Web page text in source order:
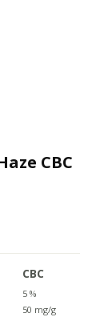
CBC
CBC
5 %
50 mg/g